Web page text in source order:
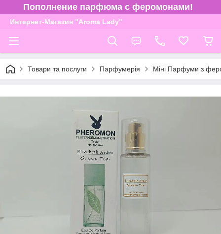
Пополнение парфюма с феромонами!
Интернет-Магазин "Aroma Lady"
Товари та послуги Парфумерія Міні Парфуми з